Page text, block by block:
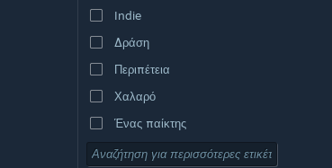
Ισπανικά – Ισπανία
Ισπανικά – Λατινική Αμερική
Indie
Δράση
Περιπέτεια
Χαλαρό
Ένας παίκτης
Προσομοίωση